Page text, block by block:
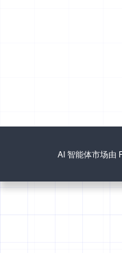
AI 智能体市场